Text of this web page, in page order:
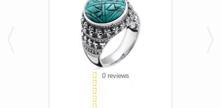
0 reviews